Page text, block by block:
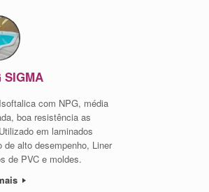
SIGMA
com NPG, média
boa resistência as
em laminados
alto desempenho, Liner
de PVC e moldes.